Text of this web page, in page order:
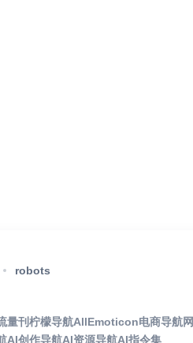
robots
量刊柠檬导航AllEmoticon电商导航网
AI创作导航AI资源导航AI指令集